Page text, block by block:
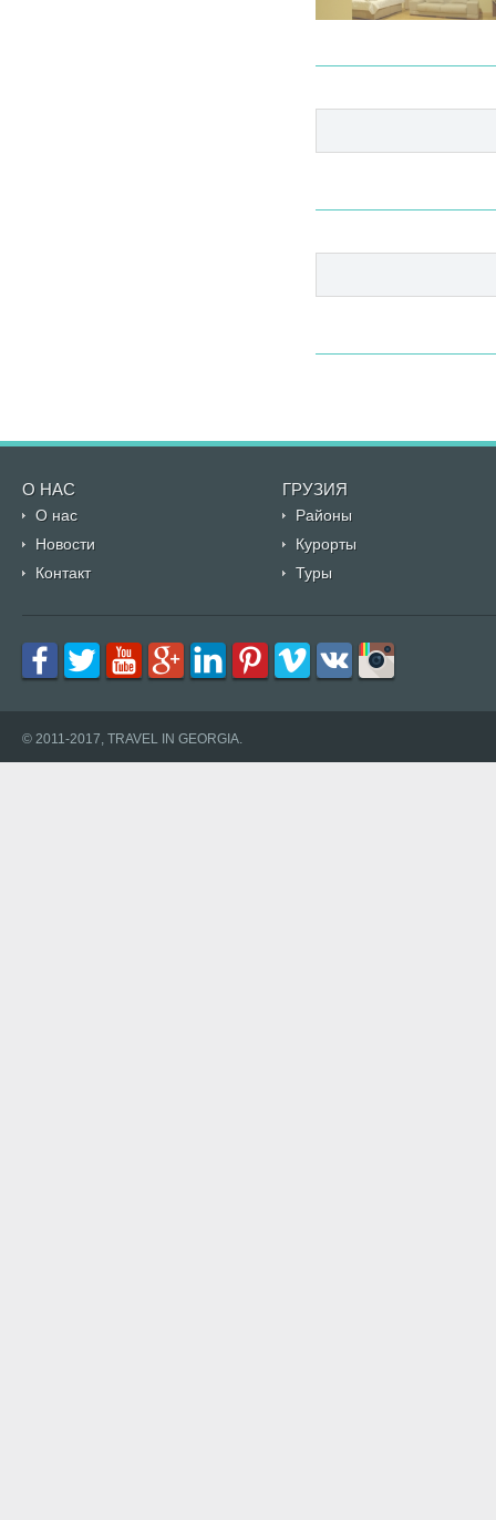
О НАС ГРУЗИЯ
О нас
Районы
Новости
Курорты
Контакт
Туры
© 2011-2017, TRAVEL IN GEORGIA.